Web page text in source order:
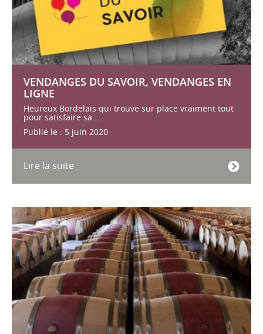
VENDANGES DU SAVOIR, VENDANGES EN
LIGNE
Heureux Bordelais qui trouve sur place vraiment tout
pour satisfaire sa...
Publié le : 5 juin 2020
Lire la suite